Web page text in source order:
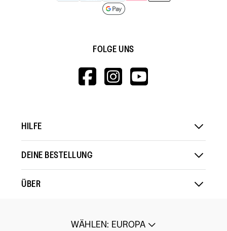
FOLGE UNS
HTTPS://
HTTPS://
HILFE
DEINE BESTELLUNG
ÜBER
WÄHLEN: EUROPA